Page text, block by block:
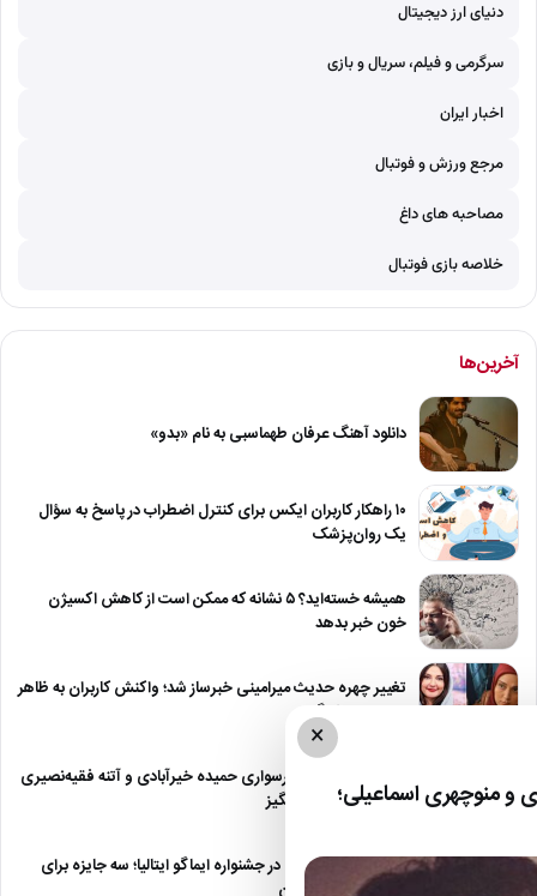
دنیای ارز دیجیتال
سرگرمی و فیلم، سریال و بازی
اخبار ایران
مرجع ورزش و فوتبال
مصاحبه های داغ
خلاصه بازی فوتبال
آخرین‌ها
دانلود آهنگ عرفان طهماسبی به نام «بدو»
۱۰ راهکار کاربران ایکس برای کنترل اضطراب در پاسخ به سؤال
یک روان‌پزشک
همیشه خسته‌اید؟ ۵ نشانه که ممکن است از کاهش اکسیژن
خون خبر بدهد
تغییر چهره حدیث میرامینی خبرساز شد؛ واکنش کاربران به ظاهر
جدید این بازیگر
تصویر جالب از موتورسواری حمیده خیرآبادی و آتنه فقیه‌نصیری
در یک فیلم خاطره‌انگیز
درخشش «مرد آرام» در جشنواره ایماگو ایتالیا؛ سه جایزه برای
نماینده سینمای ایران
×
منوچهری اسماعیلی؛